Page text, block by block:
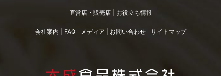
直営店・販売店 お役立ち情報
会社案内 FAQ メディア お問い合わせ サイトマップ